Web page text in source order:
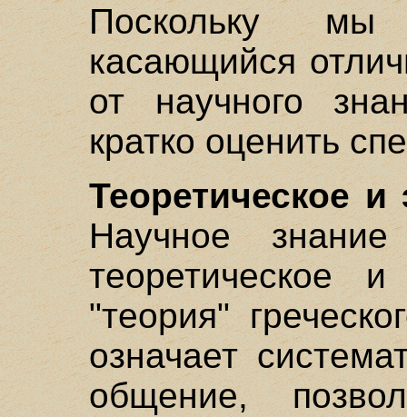
Поскольку мы
касающийся
от научного
кратко оценить
Теоретическое
Научное
теоретическое
"теория"
означает
общение,